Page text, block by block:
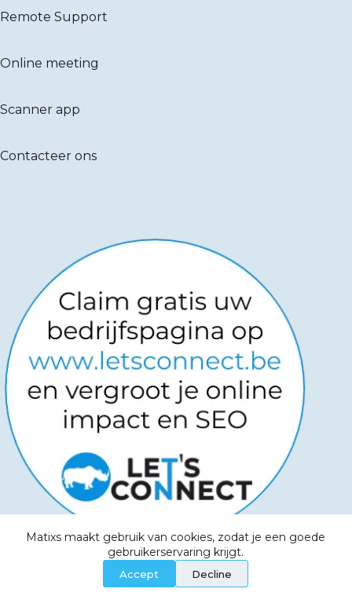
Matixs maakt gebruik van cookies, zodat je een goede
gebruikerservaring krijgt.
Accept Decline
Remote Support
Online meeting
Scanner app
Contacteer ons
Copyright © 2026-Powered by
Websitemanagers
Algemene voorwaarden -
Privacy Policy - Aanvaardbaar beleid - Cookies -